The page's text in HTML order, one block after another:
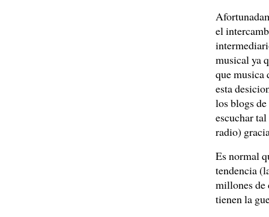
el
musical ya
que musica
esta
los blogs
escuchar
radio)
Es normal
tendencia
millones de
tienen la